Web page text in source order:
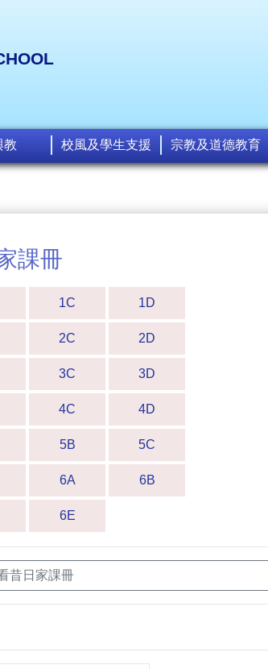
教 校風及學生支援 宗教及道德教育
課冊
1C 1D
2C 2D
3C 3D
4C 4D
5B 5C
6A 6B
6E
昔日家課冊